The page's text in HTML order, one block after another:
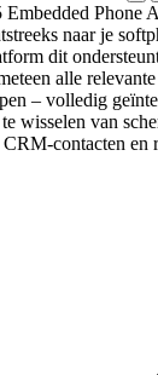
Phone
naar je
dit
alle
– volledig
wisselen van
contacten en